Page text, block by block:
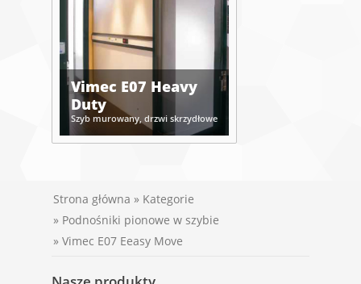
Vimec E07 Heavy
Duty
Szyb murowany, drzwi skrzydłowe
Strona główna » Kategorie
» Podnośniki pionowe w szybie
» Vimec E07 Eeasy Move